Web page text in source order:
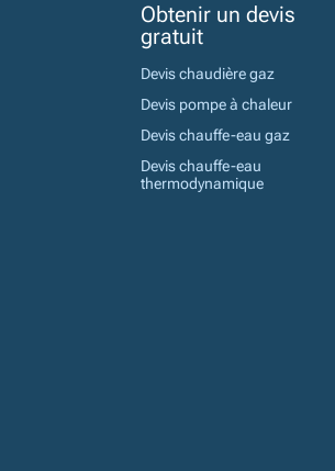
Obtenir un devis
gratuit
Devis chaudière gaz
Devis pompe à chaleur
Devis chauffe-eau gaz
Devis chauffe-eau
thermodynamique